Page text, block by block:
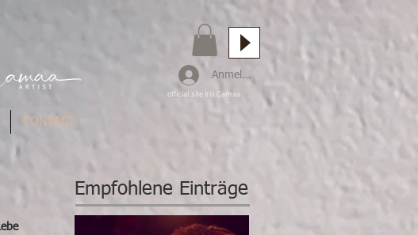
Anmelden
official site Iris Camaa
CONTACT
Empfohlene Einträge